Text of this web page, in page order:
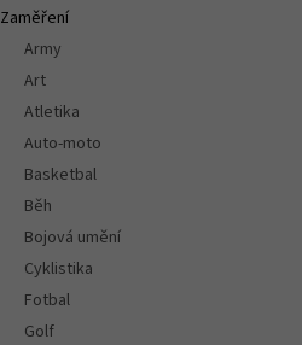
Zaměření
Army
Art
Atletika
Auto-moto
Basketbal
Běh
Bojová umění
Cyklistika
Fotbal
Golf